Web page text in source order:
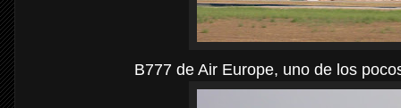
B777 de Air Europe, uno de los